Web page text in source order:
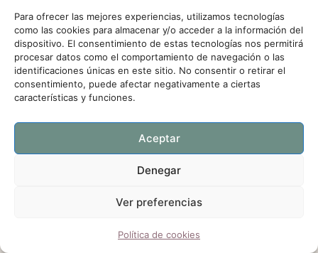
Para ofrecer las mejores experiencias, utilizamos tecnologías
como las cookies para almacenar y/o acceder a la información del
dispositivo. El consentimiento de estas tecnologías nos permitirá
procesar datos como el comportamiento de navegación o las
identificaciones únicas en este sitio. No consentir o retirar el
consentimiento, puede afectar negativamente a ciertas
características y funciones.
Aceptar
Denegar
Ver preferencias
Política de cookies